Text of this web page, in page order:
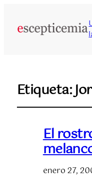
Etiqueta:
El
enero 27,